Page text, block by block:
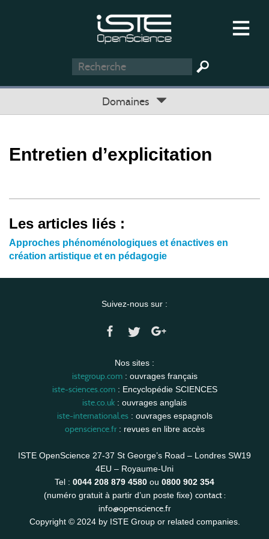
Domaines
Entretien d’explicitation
Les articles liés :
Approches phénoménologiques et énactives en
création artistique et en pédagogie
Suivez-nous sur :
Nos sites :
istegroup.com: ouvrages français
iste-sciences.com: Encyclopédie SCIENCES
iste.co.uk : ouvrages anglais
iste-international.es: ouvrages espagnols
openscience.fr: revues en libre accès
ISTE OpenScience 27-37 St George’s Road – Londres SW19
4EU – Royaume-Uni
Tel : 0044 208 879 4580 ou 0800 902 354
(numéro gratuit à partir d’un poste fixe) contact :
info@openscience.fr
Copyright © 2024 by ISTE Group or related companies.